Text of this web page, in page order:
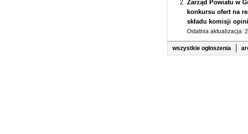
Zarząd Powiatu w
konkursu ofert na
składu komisji
Ostatnia aktualizacja:
wszystkie ogłoszenia